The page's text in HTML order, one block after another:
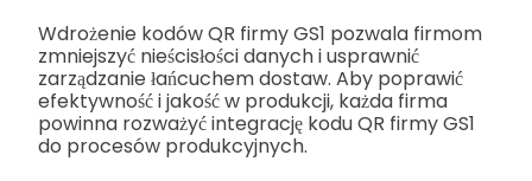
Wdrożenie kodów QR firmy GS1 pozwala firmom
zmniejszyć nieścisłości danych i usprawnić
zarządzanie łańcuchem dostaw. Aby poprawić
efektywność i jakość w produkcji, każda firma
powinna rozważyć integrację kodu QR firmy GS1
do procesów produkcyjnych.